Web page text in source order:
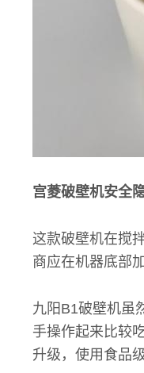
宫菱破壁机安全
这款破壁机在搅
商应在机器底部
九阳B1破壁机虽
手操作起来比较
升级，使用食品